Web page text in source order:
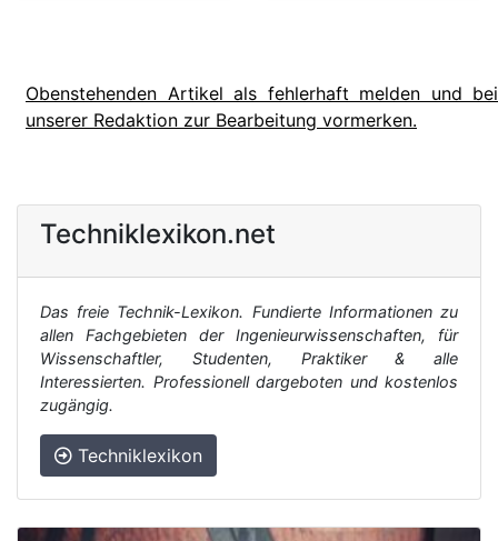
Obenstehenden Artikel als fehlerhaft melden und bei
unserer Redaktion zur Bearbeitung vormerken.
Techniklexikon.net
Das freie Technik-Lexikon. Fundierte Informationen zu
allen Fachgebieten der Ingenieurwissenschaften, für
Wissenschaftler, Studenten, Praktiker & alle
Interessierten. Professionell dargeboten und kostenlos
zugängig.
Techniklexikon